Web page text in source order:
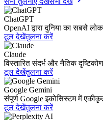
ChatGPT
OpenAI द्वारा दुनिया का सबसे
टूल देखेंतुलना करें
Claude
विस्तारित संदर्भ और नैतिक
टूल देखेंतुलना करें
Google Gemini
संपूर्ण Google इकोसिस्टम में
टूल देखेंतुलना करें